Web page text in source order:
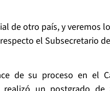
de otro país, y veremos
el Subsecretario
de su proceso en el